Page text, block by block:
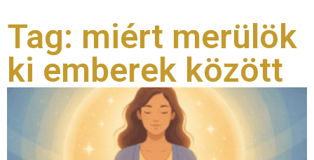
Tag: miért merülök
ki emberek között